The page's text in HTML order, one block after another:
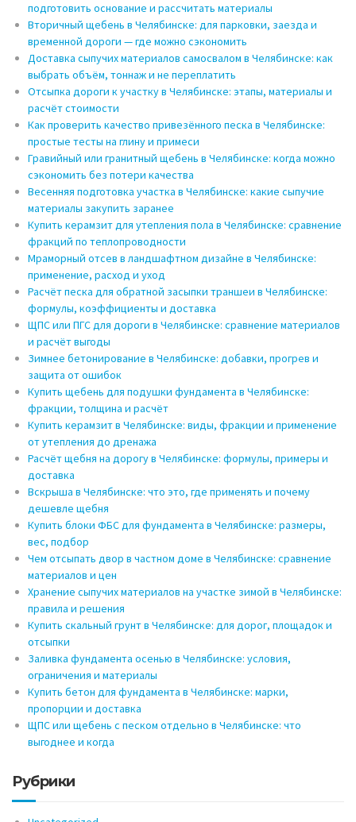
подготовить основание и рассчитать материалы
Вторичный щебень в Челябинске: для парковки, заезда и
временной дороги — где можно сэкономить
Доставка сыпучих материалов самосвалом в Челябинске: как
выбрать объём, тоннаж и не переплатить
Отсыпка дороги к участку в Челябинске: этапы, материалы и
расчёт стоимости
Как проверить качество привезённого песка в Челябинске:
простые тесты на глину и примеси
Гравийный или гранитный щебень в Челябинске: когда можно
сэкономить без потери качества
Весенняя подготовка участка в Челябинске: какие сыпучие
материалы закупить заранее
Купить керамзит для утепления пола в Челябинске: сравнение
фракций по теплопроводности
Мраморный отсев в ландшафтном дизайне в Челябинске:
применение, расход и уход
Расчёт песка для обратной засыпки траншеи в Челябинске:
формулы, коэффициенты и доставка
ЩПС или ПГС для дороги в Челябинске: сравнение материалов
и расчёт выгоды
Зимнее бетонирование в Челябинске: добавки, прогрев и
защита от ошибок
Купить щебень для подушки фундамента в Челябинске:
фракции, толщина и расчёт
Купить керамзит в Челябинске: виды, фракции и применение
от утепления до дренажа
Расчёт щебня на дорогу в Челябинске: формулы, примеры и
доставка
Вскрыша в Челябинске: что это, где применять и почему
дешевле щебня
Купить блоки ФБС для фундамента в Челябинске: размеры,
вес, подбор
Чем отсыпать двор в частном доме в Челябинске: сравнение
материалов и цен
Хранение сыпучих материалов на участке зимой в Челябинске:
правила и решения
Купить скальный грунт в Челябинске: для дорог, площадок и
отсыпки
Заливка фундамента осенью в Челябинске: условия,
ограничения и материалы
Купить бетон для фундамента в Челябинске: марки,
пропорции и доставка
ЩПС или щебень с песком отдельно в Челябинске: что
выгоднее и когда
Рубрики